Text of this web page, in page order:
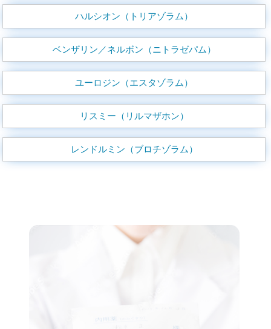
ハルシオン（トリアゾラム）
ベンザリン／ネルボン（ニトラゼパム）
ユーロジン（エスタゾラム）
リスミー（リルマザホン）
レンドルミン（ブロチゾラム）